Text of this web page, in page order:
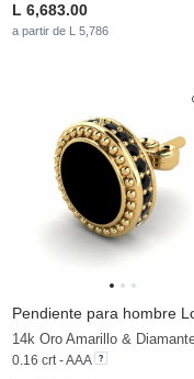
L 6,683.00
a partir de L 5,786
Pendiente para hombre
0.16 crt - AAA